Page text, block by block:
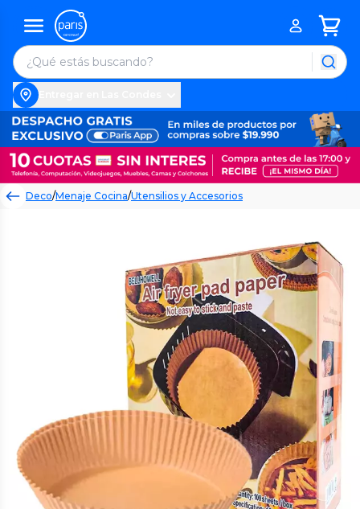
Deco/Menaje Cocina/Utensilios y Accesorios